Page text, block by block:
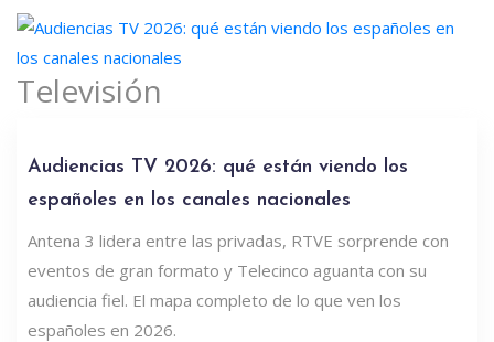
Televisión
Audiencias TV 2026: qué están viendo los
españoles en los canales nacionales
Antena 3 lidera entre las privadas, RTVE sorprende con
eventos de gran formato y Telecinco aguanta con su
audiencia fiel. El mapa completo de lo que ven los
españoles en 2026.